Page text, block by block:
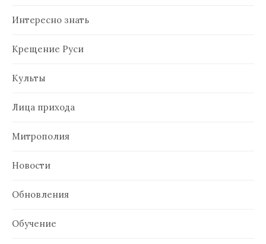
Интересно знать
Крещение Руси
Культы
Лица прихода
Митрополия
Новости
Обновления
Обучение